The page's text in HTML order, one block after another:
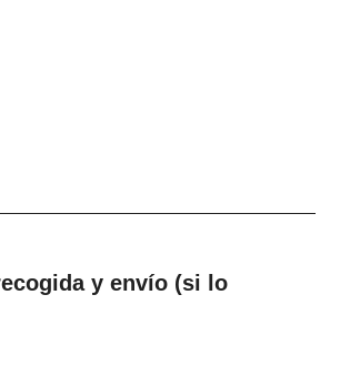
y envío (si lo